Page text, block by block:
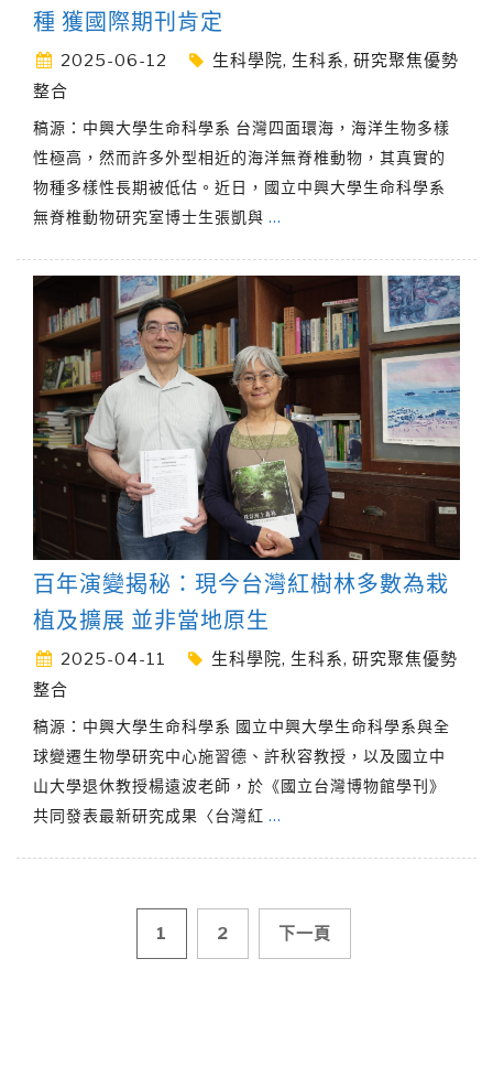
種 獲國際期刊肯定
2025-06-12 生科學院, 生科系, 研究聚焦優勢
整合
稿源：中興大學生命科學系 台灣四面環海，海洋生物多樣
性極高，然而許多外型相近的海洋無脊椎動物，其真實的
物種多樣性長期被低估。近日，國立中興大學生命科學系
無脊椎動物研究室博士生張凱與 …
百年演變揭秘：現今台灣紅樹林多數為栽
植及擴展 並非當地原生
2025-04-11 生科學院, 生科系, 研究聚焦優勢
整合
稿源：中興大學生命科學系 國立中興大學生命科學系與全
球變遷生物學研究中心施習德、許秋容教授，以及國立中
山大學退休教授楊遠波老師，於《國立台灣博物館學刊》
共同發表最新研究成果〈台灣紅 …
1 2 下一頁